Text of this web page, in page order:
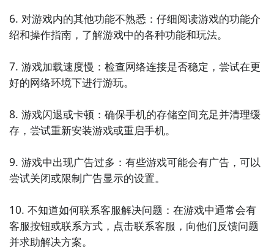
10. 《找茬大比拼》：通过比较两幅图找出不同之处，
挑战各种场景和难度，锻炼观察力和细节分析能力。
这些游戏都是休闲益智类手机游戏，适合在空闲时间放
松娱乐，希望您能找到适合您的游戏！
6. 对游戏内的其他功能不熟悉：仔细阅读游戏的功能介
绍和操作指南，了解游戏中的各种功能和玩法。
7. 游戏加载速度慢：检查网络连接是否稳定，尝试在更
好的网络环境下进行游玩。
8. 游戏闪退或卡顿：确保手机的存储空间充足并清理缓
存，尝试重新安装游戏或重启手机。
9. 游戏中出现广告过多：有些游戏可能会有广告，可以
尝试关闭或限制广告显示的设置。
10. 不知道如何联系客服解决问题：在游戏中通常会有
客服按钮或联系方式，点击联系客服，向他们反馈问题
并求助解决方案。